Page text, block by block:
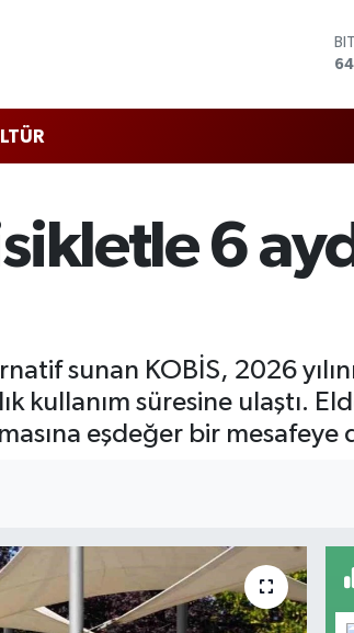
6
sunan KOBİS, 2026
kullanım süresine ulaştı.
eşdeğer bir